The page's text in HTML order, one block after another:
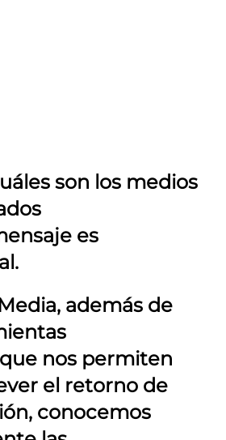
son los medios
es
, además de
que nos permiten
el retorno de
conocemos